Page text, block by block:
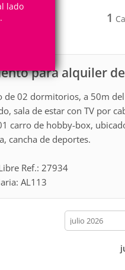
lado
Cuartos 1
para alquiler
de 02 dormitorios, a 50m
sala de estar con TV por
carro de hobby-box,
cancha de deportes.
Ref.: 27934
AL113
calendar-
month